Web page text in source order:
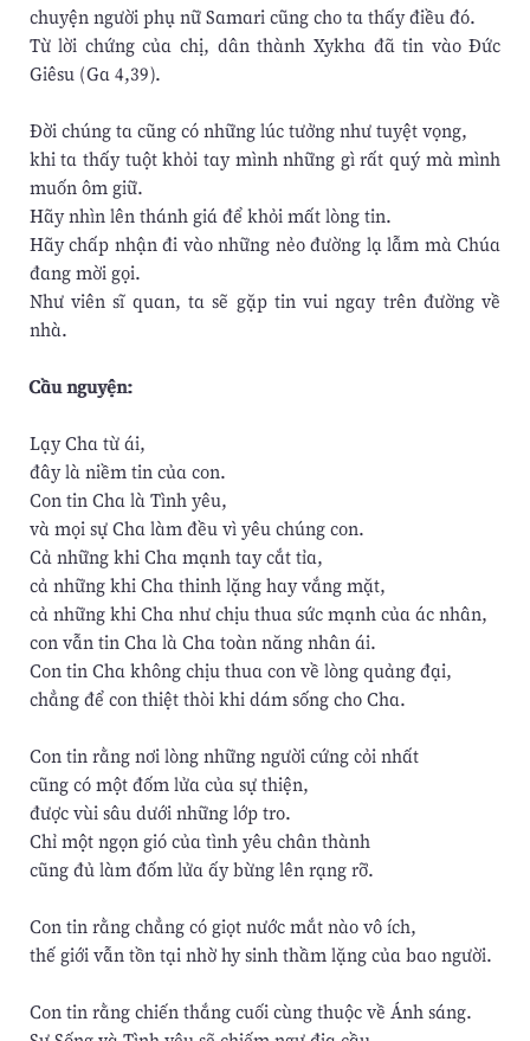
chuyện người phụ nữ Samari cũng cho ta thấy điều đó.
Từ lời chứng của chị, dân thành Xykha đã tin vào Đức
Giêsu (Ga 4,39).
Đời chúng ta cũng có những lúc tưởng như tuyệt vọng,
khi ta thấy tuột khỏi tay mình những gì rất quý mà mình
muốn ôm giữ.
Hãy nhìn lên thánh giá để khỏi mất lòng tin.
Hãy chấp nhận đi vào những nẻo đường lạ lẫm mà Chúa
đang mời gọi.
Như viên sĩ quan, ta sẽ gặp tin vui ngay trên đường về
nhà.
Cầu nguyện:
Lạy Cha từ ái,
đây là niềm tin của con.
Con tin Cha là Tình yêu,
và mọi sự Cha làm đều vì yêu chúng con.
Cả những khi Cha mạnh tay cắt tỉa,
cả những khi Cha thinh lặng hay vắng mặt,
cả những khi Cha như chịu thua sức mạnh của ác nhân,
con vẫn tin Cha là Cha toàn năng nhân ái.
Con tin Cha không chịu thua con về lòng quảng đại,
chẳng để con thiệt thòi khi dám sống cho Cha.
Con tin rằng nơi lòng những người cứng cỏi nhất
cũng có một đốm lửa của sự thiện,
được vùi sâu dưới những lớp tro.
Chỉ một ngọn gió của tình yêu chân thành
cũng đủ làm đốm lửa ấy bừng lên rạng rỡ.
Con tin rằng chẳng có giọt nước mắt nào vô ích,
thế giới vẫn tồn tại nhờ hy sinh thầm lặng của bao người.
Con tin rằng chiến thắng cuối cùng thuộc về Ánh sáng.